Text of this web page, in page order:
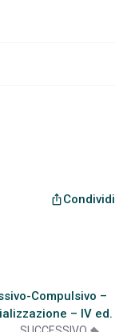
ios_shareCondividi
Compulsivo –
– IV ed.